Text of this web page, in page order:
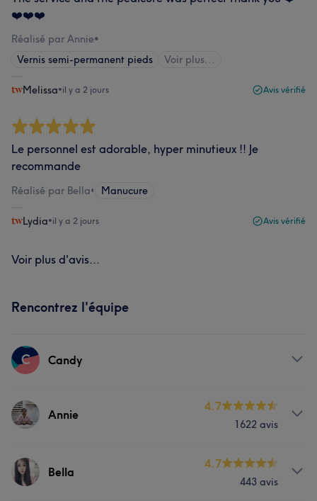
❤️❤️❤️
Réalisé par Annie•
Vernis semi-permanent pieds
Voir plus...
Melissa•il y a 2 jours Avis vérifié
Le personnel est adorable, hyper minutieux !! Je
recommande
Réalisé par Bella• Manucure
Lydia•il y a 2 jours Avis vérifié
Voir plus d'avis...
Rencontrez l'équipe
C Candy
Prestations
Annie
4.7
1622 avis
Prestations
Bella
4.7
443 avis